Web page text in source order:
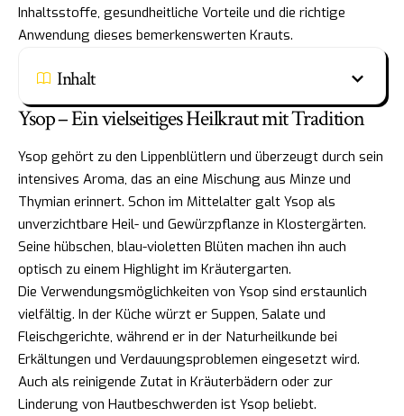
Inhaltsstoffe, gesundheitliche Vorteile und die richtige
Anwendung dieses bemerkenswerten Krauts.
Inhalt
Ysop – Ein vielseitiges Heilkraut mit Tradition
Ysop gehört zu den Lippenblütlern und überzeugt durch sein
intensives Aroma, das an eine Mischung aus Minze und
Thymian erinnert. Schon im Mittelalter galt Ysop als
unverzichtbare Heil- und Gewürzpflanze in Klostergärten.
Seine hübschen, blau-violetten Blüten machen ihn auch
optisch zu einem Highlight im Kräutergarten.
Die Verwendungsmöglichkeiten von Ysop sind erstaunlich
vielfältig. In der Küche würzt er Suppen, Salate und
Fleischgerichte, während er in der Naturheilkunde bei
Erkältungen und Verdauungsproblemen eingesetzt wird.
Auch als reinigende Zutat in Kräuterbädern oder zur
Linderung von Hautbeschwerden ist Ysop beliebt.